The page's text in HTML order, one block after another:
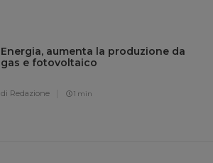
Energia, aumenta la produzione da
gas e fotovoltaico
di Redazione 1 min